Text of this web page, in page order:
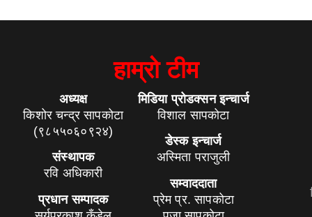
हाम्रो टीम
अध्यक्ष
किशोर चन्द्र सापकोटा
(९८५५०६०९२४)
संस्थापक
रवि अधिकारी
प्रधान सम्पादक
मिडिया प्रोडक्सन इन्चार्ज
विशाल सापकोटा
डेस्क इन्चार्ज
अस्मिता पराजुली
सम्वाददाता
प्रेम प्र. सापकोटा